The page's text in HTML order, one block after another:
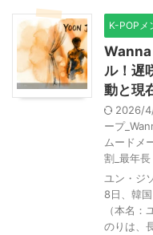
K-POPメ
Wanna
ル！遅
動と現
2026/
ープ
ムードメ
割_最年長
ユン・ジ
8日、韓
（本名
のりは、